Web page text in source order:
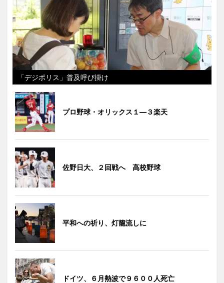
「デジポリス」普及呼び掛け
プロ野球・オリックス１―３楽天
佐野日大、２回戦へ 高校野球
平和への祈り、灯籠流しに
ドイツ、６月熱波で９６００人死亡